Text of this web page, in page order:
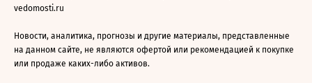
vedomosti.ru
Новости, аналитика, прогнозы и другие материалы, представленные
на данном сайте, не являются офертой или рекомендацией к покупке
или продаже каких-либо активов.